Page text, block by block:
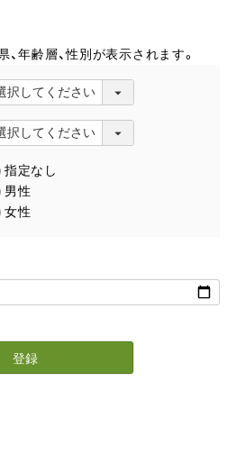
年齢層、性別が表示されます。
指定なし
男性
女性
登録